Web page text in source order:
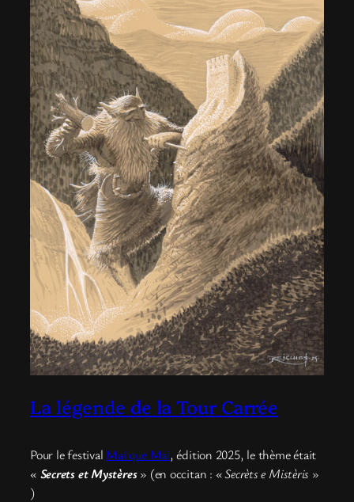
La légende de la Tour Carrée
Pour le festival Mai que Mai, édition 2025, le thème était
« Secrets et Mystères» (en occitan : « Secrèts e Mistèris »
)